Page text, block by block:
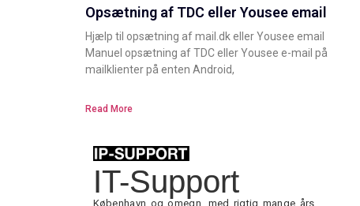
Opsætning af TDC eller Yousee email
Hjælp til opsætning af mail.dk eller Yousee email
Manuel opsætning af TDC eller Yousee e-mail på
mailklienter på enten Android,
Read More
IT-Support
København og omegn, med rigtig mange års